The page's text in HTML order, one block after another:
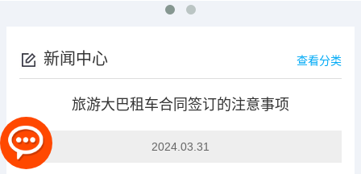
新闻中心 查看分类
旅游大巴租车合同签订的注意事项
2024.03.31